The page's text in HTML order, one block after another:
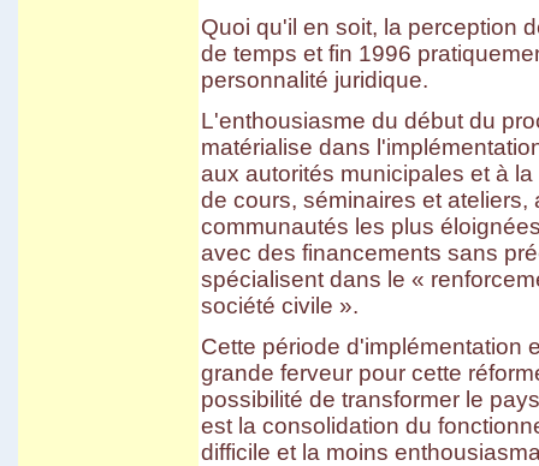
Quoi qu'il en soit, la perception
de temps et fin 1996
personnalité juridique.
L'enthousiasme du début du
matérialise dans
aux autorités municipales et à
de cours, séminaires et
communautés les plus
avec des financements sans
spécialisent dans le «
société civile ».
Cette période d'implémentation
grande ferveur pour cette
possibilité de transformer le
est la consolidation du
difficile et la moins